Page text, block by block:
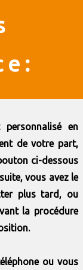
en
de votre part,
ci-dessous
vous avez le
plus tard, ou
la procédure
ou vous